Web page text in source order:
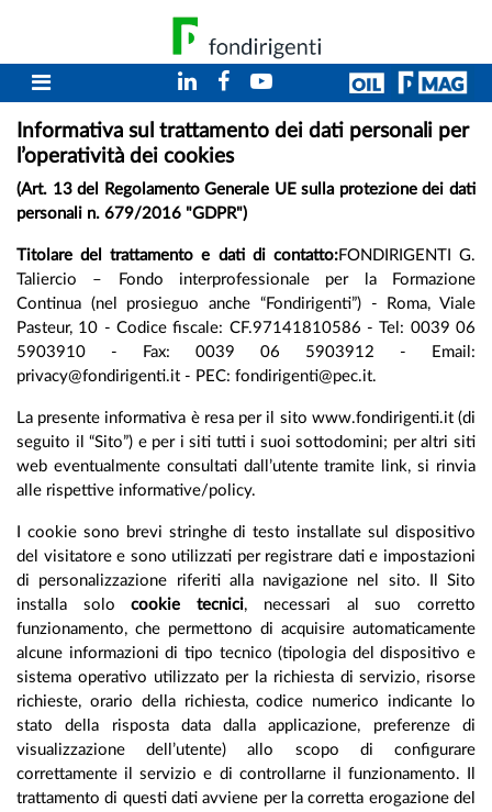
Informativa sul trattamento dei dati personali per
l’operatività dei cookies
(Art. 13 del Regolamento Generale UE sulla protezione dei dati
personali n. 679/2016 "GDPR")
Titolare del trattamento e dati di contatto:FONDIRIGENTI G.
Taliercio – Fondo interprofessionale per la Formazione
Continua (nel prosieguo anche “Fondirigenti”) - Roma, Viale
Pasteur, 10 - Codice fiscale: CF.97141810586 - Tel: 0039 06
5903910 - Fax: 0039 06 5903912 - Email:
privacy@fondirigenti.it - PEC: fondirigenti@pec.it.
La presente informativa è resa per il sito www.fondirigenti.it (di
seguito il “Sito”) e per i siti tutti i suoi sottodomini; per altri siti
web eventualmente consultati dall’utente tramite link, si rinvia
alle rispettive informative/policy.
I cookie sono brevi stringhe di testo installate sul dispositivo
del visitatore e sono utilizzati per registrare dati e impostazioni
di personalizzazione riferiti alla navigazione nel sito. Il Sito
installa solocookie tecnici, necessari al suo corretto
funzionamento, che permettono di acquisire automaticamente
alcune informazioni di tipo tecnico (tipologia del dispositivo e
sistema operativo utilizzato per la richiesta di servizio, risorse
richieste, orario della richiesta, codice numerico indicante lo
stato della risposta data dalla applicazione, preferenze di
visualizzazione dell’utente) allo scopo di configurare
correttamente il servizio e di controllarne il funzionamento. Il
trattamento di questi dati avviene per la corretta erogazione del